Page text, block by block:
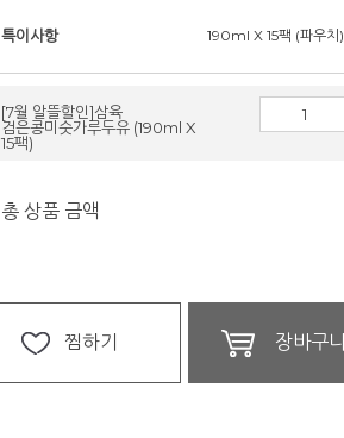
특이사항 190ml X 15팩 (파우치)
[7월 알뜰할인]삼육
검은콩미숫가루두유 (190ml X
15팩)
총 상품 금액
찜하기 장바구니